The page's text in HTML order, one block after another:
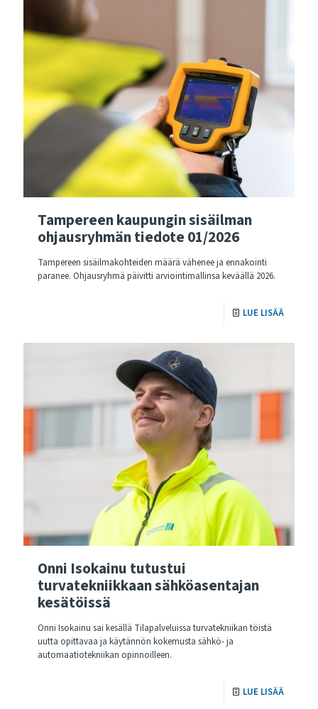
Tampereen kaupungin sisäilman
ohjausryhmän tiedote 01/2026
Tampereen sisäilmakohteiden määrä vähenee ja ennakointi
paranee. Ohjausryhmä päivitti arviointimallinsa keväällä 2026.
LUE LISÄÄ
Onni Isokainu tutustui
turvatekniikkaan sähköasentajan
kesätöissä
Onni Isokainu sai kesällä Tilapalveluissa turvatekniikan töistä
uutta opittavaa ja käytännön kokemusta sähkö- ja
automaatiotekniikan opinnoilleen.
LUE LISÄÄ